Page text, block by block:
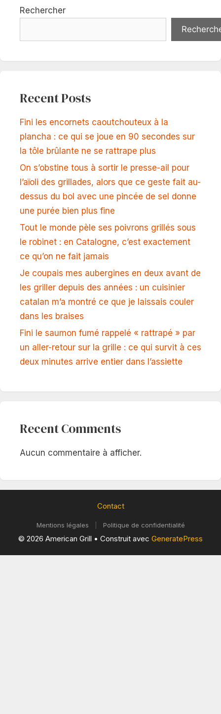
Rechercher
Recent Posts
Fini les encornets caoutchouteux à la
plancha : ce qui se joue en 90 secondes sur
la tôle brûlante ne se rattrape plus
On s’obstine tous à sortir le presse-ail pour
l’aïoli des grillades, alors que ce geste fait au-
dessus du bol avec une pincée de sel donne
une purée bien plus fine
Tout le monde pèle ses poivrons grillés sous
le robinet : en Catalogne, c’est exactement
ce qu’on ne fait jamais
Je coupais mes aubergines en deux avant de
les griller depuis des années : un cuisinier
catalan m’a montré ce que je laissais couler
dans les braises
Fini le saumon fumé rappelé « rattrapé » par
un aller-retour sur la grille : ce qui survit à ces
deux minutes arrive entier dans l’assiette
Recent Comments
Aucun commentaire à afficher.
Contact
Mentions légales Politique de confidentialité
© 2026 American Grill • Construit avec GeneratePress